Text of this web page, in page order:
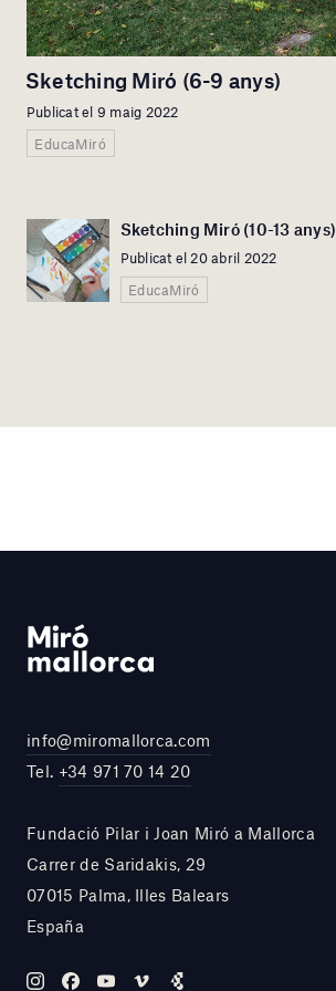
Sketching Miró (6-9 anys)
Publicat el 9 maig 2022
EducaMiró
Sketching Miró (10-13 anys)
Publicat el 20 abril 2022
EducaMiró
info@miromallorca.com
Tel. +34 971 70 14 20
Fundació Pilar i Joan Miró a Mallorca
Carrer de Saridakis, 29
07015 Palma, Illes Balears
España